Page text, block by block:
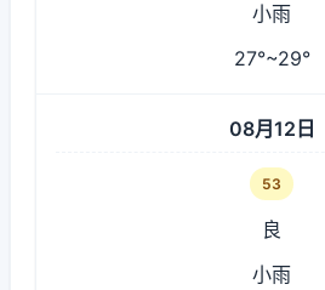
小雨
27°~29°
08月12日
53
良
小雨